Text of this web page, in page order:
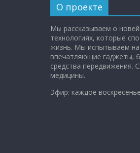
О проекте
Мы рассказываем о
технологиях, которые
жизнь. Мы испытываем
впечатляющие гаджеты,
средства передвижения.
медицины.
Эфир: каждое